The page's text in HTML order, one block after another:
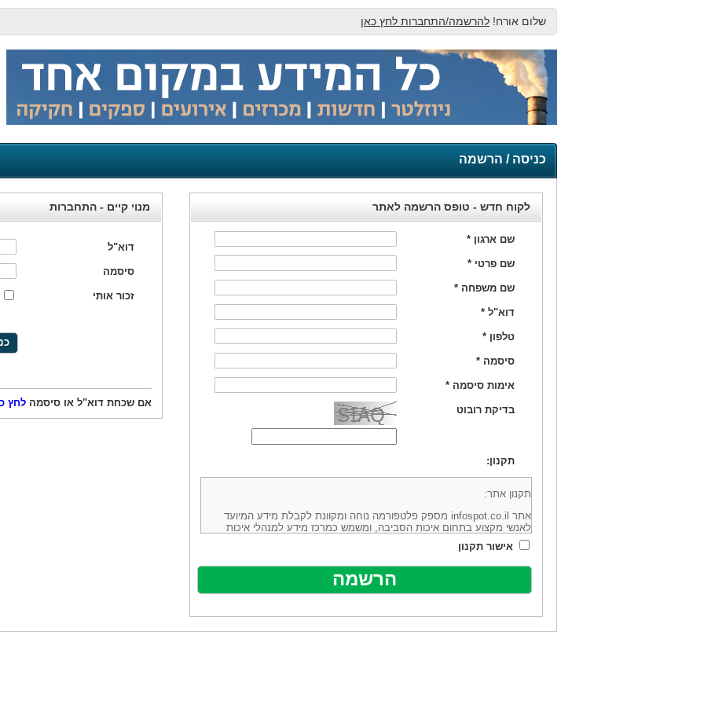
שלום אורח! להרשמה/התחברות לחץ כאן
כניסה / הרשמה
מנוי קיים - התחברות
דוא"ל
סיסמה
זכור אותי
אם שכחת דוא"ל או סיסמה לחץ
לקוח חדש - טופס הרשמה לאתר
שם ארגון *
שם פרטי *
שם משפחה *
דוא"ל *
טלפון *
סיסמה *
אימות סיסמה *
בדיקת רובוט
תקנון:
תקנון אתר:
אתר infospot.co.il מספק פלטפורמה נוחה ומקוונת לקבלת מידע המיועד
לאנשי מקצוע בתחום איכות הסביבה, ומשמש כמרכז מידע למנהלי איכות
סביבה (להלן: "המידע"). האתר בבעלותה ובניהולה של חברת יזמות וידע
מיקוד 6113102 ובדוא"ל: office@infospot.co.il (להלן: "האתר").
האתר אינו מספק את השירותים המפורסמים באתר ע"י ספקים שונים, איננו
מוכר את השירות המוצע באתר ע"י ספקים שונים, איננו מעורב במתן השירות
אלקטרונית של פרסום עבור נותני שירותים אלו. במילים אחרות, האחריות על
ביצוע העסקה בין הגולשים לבין המפרסמים נותני השירות ואיכותה מוטלת על
אישור תקנון